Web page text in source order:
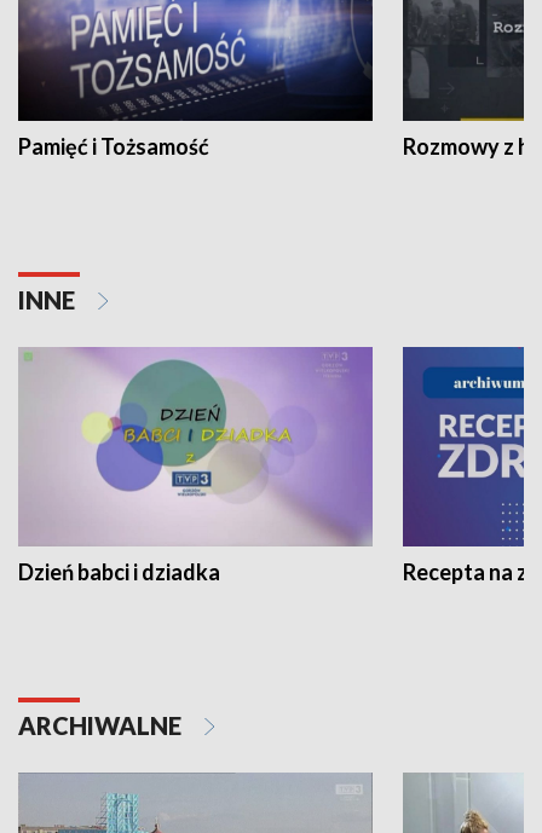
Pamięć i Tożsamość Rozmowy z
INNE
Dzień babci i dziadka Recepta na
ARCHIWALNE